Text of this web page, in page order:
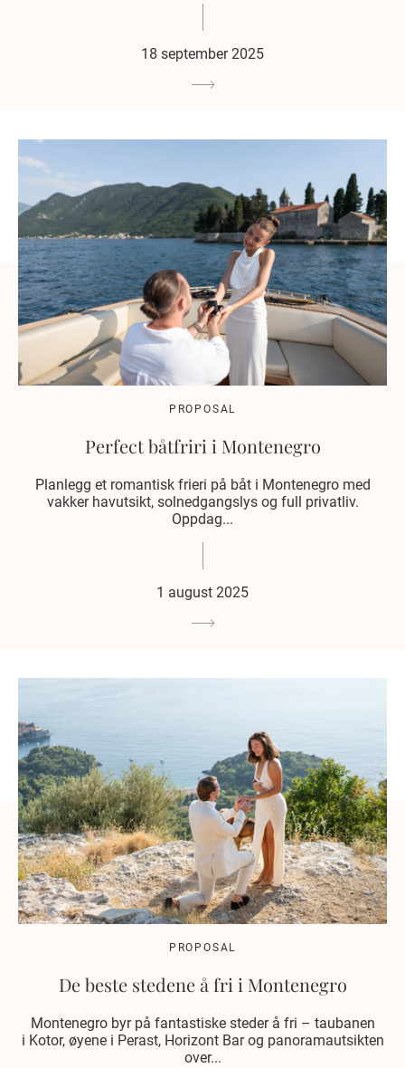
18 september 2025
PROPOSAL
Perfect båtfriri i Montenegro
Planlegg et romantisk frieri på båt i Montenegro med
vakker havutsikt, solnedgangslys og full privatliv.
Oppdag...
1 august 2025
PROPOSAL
De beste stedene å fri i Montenegro
Montenegro byr på fantastiske steder å fri – taubanen
i Kotor, øyene i Perast, Horizont Bar og panoramautsikten
over...